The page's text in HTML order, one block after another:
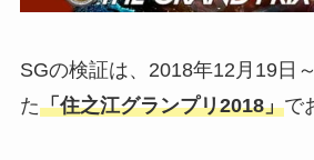
SGの検証は、2018年12月19日
た「住之江グランプリ2018」で